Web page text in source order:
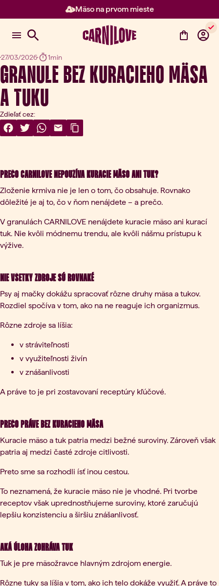
Mäso na prvom mieste
Položka 2 z 3: Mäso na prvom
27/03/2026 1min
GRANULE BEZ KURACIEHO MÄSA
A TUKU
Zdieľať cez:
Share On Facebook
(otvorí sa v novej karte)
Share On Twitter
(otvorí sa v novej karte)
Share On WhatsApp
(otvorí sa v novej karte)
Share Via Email
(otvorí sa v novej karte)
Copy Link
Prečo CARNILOVE nepoužíva kuracie mäso ani tuk?
Zloženie krmiva nie je len o tom, čo obsahuje. Rovnako
dôležité je aj to, čo v ňom nenájdete – a prečo.
V granulách CARNILOVE nenájdete kuracie mäso ani kurací
tuk. Nie kvôli módnemu trendu, ale kvôli nášmu prístupu k
výžive.
Nie všetky zdroje sú rovnaké
Psy aj mačky dokážu spracovať rôzne druhy mäsa a tukov.
Rozdiel spočíva v tom, ako na ne reaguje ich organizmus.
Rôzne zdroje sa líšia:
v stráviteľnosti
v využiteľnosti živín
v znášanlivosti
A práve to je pri zostavovaní receptúry kľúčové.
Prečo práve bez kuracieho mäsa
Kuracie mäso a tuk patria medzi bežné suroviny. Zároveň však
patria aj medzi časté zdroje citlivosti.
Preto sme sa rozhodli ísť inou cestou.
To neznamená, že kuracie mäso nie je vhodné. Pri tvorbe
receptov však uprednostňujeme suroviny, ktoré zaručujú
lepšiu konzistenciu a širšiu znášanlivosť.
Aká úloha zohráva tuk
Tuk je pre mäsožravce hlavným zdrojom energie.
Rôzne tuky sa líšia v tom, ako ich telo dokáže využiť. A práve to